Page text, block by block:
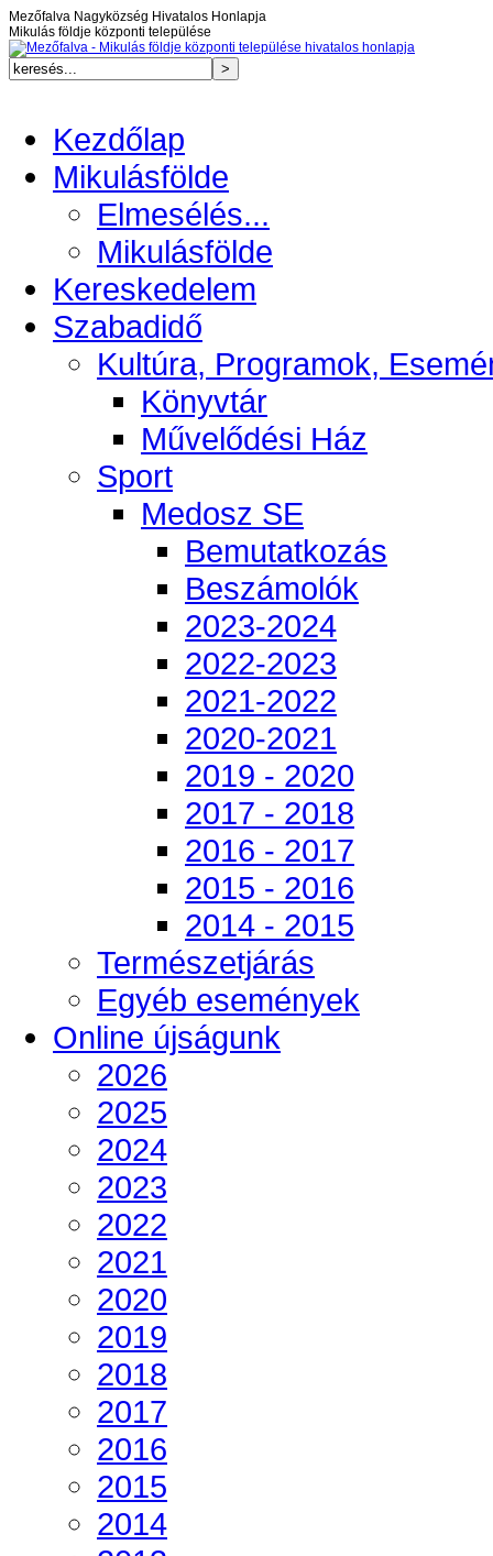
Mezőfalva Nagyközség Hivatalos Honlapja
Mikulás földje központi települése
Kezdőlap
Mikulásfölde
Elmesélés...
Mikulásfölde
Kereskedelem
Szabadidő
Kultúra, Programok,
Könyvtár
Művelődési Ház
Sport
Medosz SE
Bemutatkozás
Beszámolók
2023-2024
2022-2023
2021-2022
2020-2021
2019 - 2020
2017 - 2018
2016 - 2017
2015 - 2016
2014 - 2015
Természetjárás
Egyéb események
Online újságunk
2026
2025
2024
2023
2022
2021
2020
2019
2018
2017
2016
2015
2014